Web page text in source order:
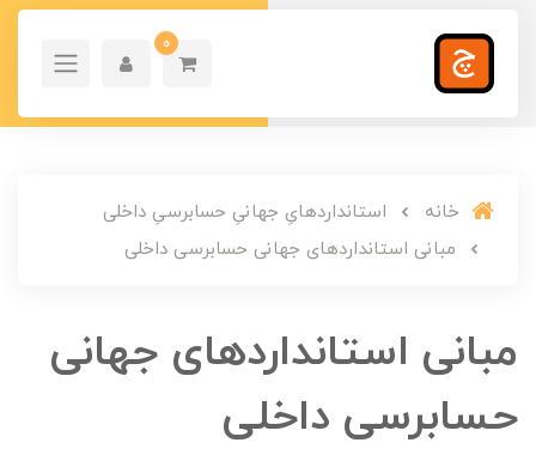
0
خانه
استانداردهایِ جهانیِ حسابرسیِ داخلی
مبانی استانداردهای جهانی حسابرسی داخلی
مبانی استانداردهای جهانی
حسابرسی داخلی